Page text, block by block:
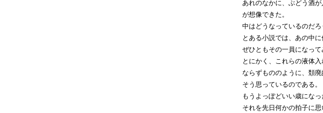
あれのなかに、ぶどう酒
が想像できた。
中はどうなっているのだろ
とある小説では、あの中
ぜひともその一員になって
とにかく、これらの液体
ならずもののように、頽廃
そう思っているのである。
もうよっぽどいい歳になっ
それを先日何かの拍子に